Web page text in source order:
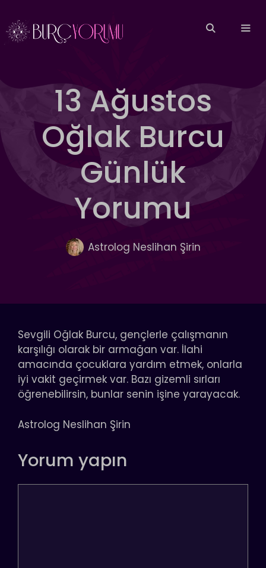
atla
13 Ağustos
Oğlak Burcu
Günlük
Yorumu
Astrolog Neslihan Şirin
Sevgili Oğlak Burcu, gençlerle çalışmanın
karşılığı olarak bir armağan var. İlahi
amacında çocuklara yardım etmek, onlarla
iyi vakit geçirmek var. Bazı gizemli sırları
öğrenebilirsin, bunlar senin işine yarayacak.
Astrolog Neslihan Şirin
Yorum yapın